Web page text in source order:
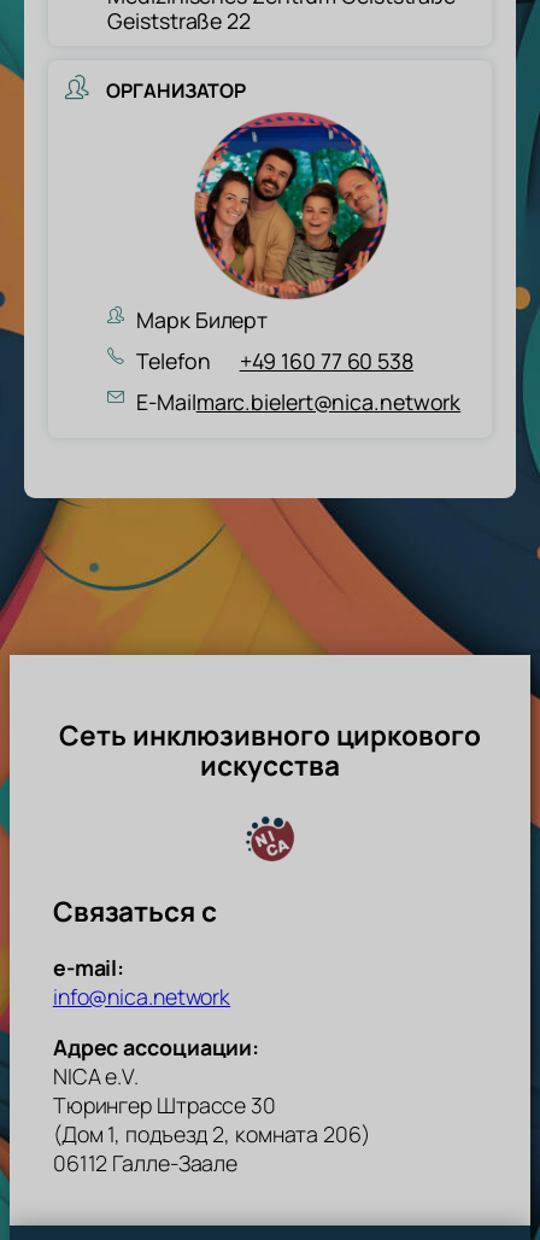
Geiststraße 22
ОРГАНИЗАТОР
Марк Билерт
Telefon
+49 160 77 60 538
E-Mailmarc.bielert@nica.network
Сеть инклюзивного циркового
искусства
Связаться с
e-mail:
info@nica.network
Адрес ассоциации:
NICA e.V.
Тюрингер Штрассе 30
(Дом 1, подъезд 2, комната 206)
06112 Галле-Заале